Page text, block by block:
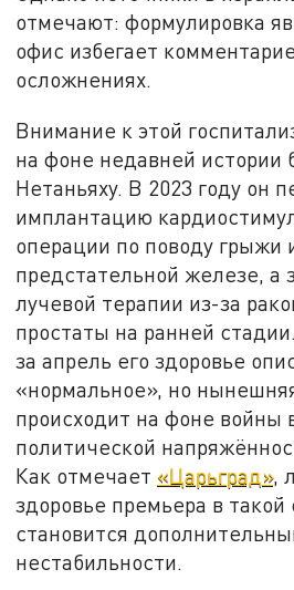
отмечают: формулировка
офис избегает
осложнениях.
Внимание к этой
на фоне недавней истории
Нетаньяху. В 2023 году он
имплантацию
операции по поводу грыжи
предстательной железе, а
лучевой терапии из-за
простаты на ранней
за апрель его здоровье
«нормальное», но
происходит на фоне войны
политической
Как отмечает «Царьград»,
здоровье премьера в такой
становится
нестабильности.